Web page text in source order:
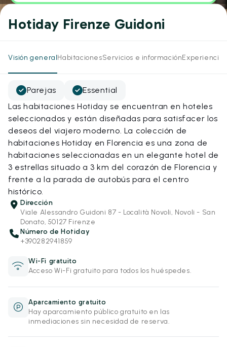
Hotiday Firenze Guidoni
Visión generalHabitacionesServicios e informaciónExperiencias
Parejas
Essential
Las habitaciones Hotiday se encuentran en hoteles
seleccionados y están diseñadas para satisfacer los
deseos del viajero moderno. La colección de
habitaciones Hotiday en Florencia es una zona de
habitaciones seleccionadas en un elegante hotel de
3 estrellas situado a 3 km del corazón de Florencia y
frente a la parada de autobús para el centro
histórico.
Dirección
Viale Alessandro Guidoni 87 - Località Novoli, Novoli - San
Donato, 50127 Firenze
Número de Hotiday
+390282941859
Wi-Fi gratuito
Acceso Wi-Fi gratuito para todos los huéspedes.
Aparcamiento gratuito
Hay aparcamiento público gratuito en las
inmediaciones sin necesidad de reserva.